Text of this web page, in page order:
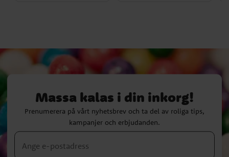
Massa kalas i din inkorg!
Prenumerera på vårt nyhetsbrev och ta del av roliga tips,
kampanjer och erbjudanden.